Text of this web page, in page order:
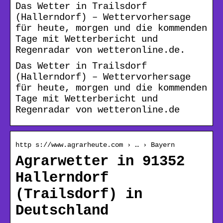
Das Wetter in Trailsdorf
(Hallerndorf) – Wettervorhersage
für heute, morgen und die kommenden
Tage mit Wetterbericht und
Regenradar von wetteronline.de.
Das Wetter in Trailsdorf
(Hallerndorf) – Wettervorhersage
für heute, morgen und die kommenden
Tage mit Wetterbericht und
Regenradar von wetteronline.de
http s://www.agrarheute.com › … › Bayern
Agrarwetter in 91352
Hallerndorf
(Trailsdorf) in
Deutschland